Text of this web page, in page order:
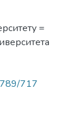
=
717